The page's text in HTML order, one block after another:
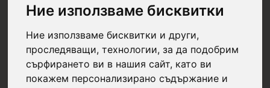
Ние използваме бисквитки
Ние използваме бисквитки и други,
проследяващи, технологии, за да подобрим
сърфирането ви в нашия сайт, като ви
покажем персонализирано съдържание и
информация за елекропасир
По-долу представяме основните елементи на
една електрическа ограда (електропасти),
както и важните параметри на тези елементи.